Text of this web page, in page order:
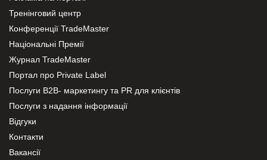
Тренінговий центр
Конференції TradeMaster
Національні Премії
Журнал TradeMaster
Портал про Private Label
Послуги В2В- маркетингу та PR для клієнтів
Послуги з надання інформації
Відгуки
Контакти
Вакансії